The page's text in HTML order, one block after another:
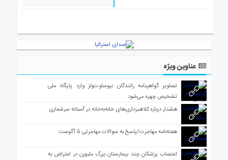
استرالیا
ارتباط
عناوین ویژه
تصاویر گواهینامه رانندگان نیوساوت‌ولز وارد پایگاه ملی
تشخیص چهره می‌شود
هشدار درباره کلاهبرداری‌های خانه‌به‌خانه در آستانه سرشماری
هفته‌نامه مهاجرت/پاسخ به سوالات مهاجرتی ۵ آگوست
اعتصاب پزشکان چند بیمارستان بزرگ ملبورن در اعتراض به